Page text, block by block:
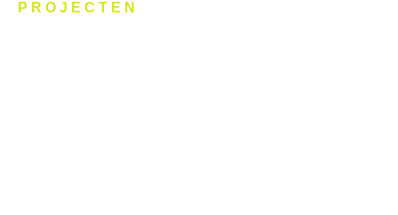
PROJECTEN